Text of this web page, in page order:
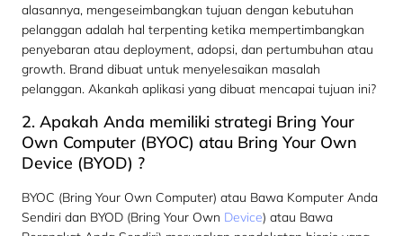
alasannya, mengeseimbangkan tujuan dengan kebutuhan
pelanggan adalah hal terpenting ketika mempertimbangkan
penyebaran atau deployment, adopsi, dan pertumbuhan atau
growth. Brand dibuat untuk menyelesaikan masalah
pelanggan. Akankah aplikasi yang dibuat mencapai tujuan ini?
2. Apakah Anda memiliki strategi Bring Your
Own Computer (BYOC) atau Bring Your Own
Device (BYOD) ?
BYOC (Bring Your Own Computer) atau Bawa Komputer Anda
Sendiri dan BYOD (Bring Your Own Device) atau Bawa